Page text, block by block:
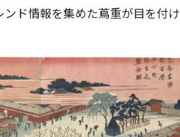
ド情報を集めた蔦重が目を付け